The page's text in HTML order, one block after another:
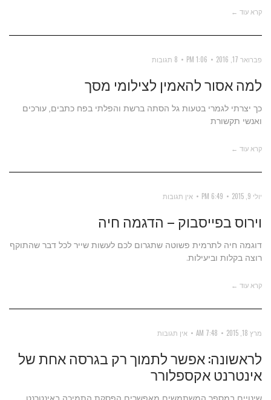
קרא עוד ←
פברואר 17, 2016 1:06 PM 8 תגובות
למה אסור להאמין לצילומי מסך
כך יצרתי לגמרי בטעות גל הסתה ברשת והפלתי בפח כתבים, עורכים
ואנשי תקשורת
קרא עוד ←
יולי 9, 2015 6:49 PM אין תגובות
וירוס בפייסבוק – הדגמה חיה
דוגמה חיה לתרמית פשוטה שתגרום לכם לעשות שייר לכל דבר שהתוקף
רוצה בקלות וביעילות.
קרא עוד ←
מרץ 18, 2015 7:48 AM אין תגובות
לראשונה: אפשר לתמוך רק בגרסה אחת של
אינטרנט אקספלורר